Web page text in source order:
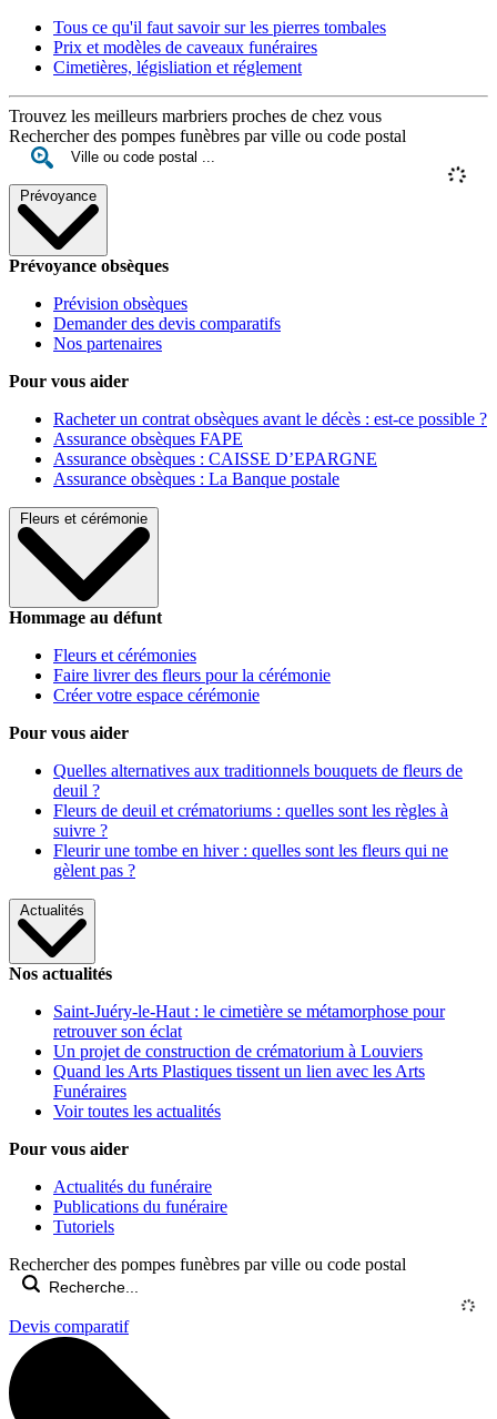
Tous ce qu'il faut savoir sur les pierres tombales
Prix et modèles de caveaux funéraires
Cimetières, législiation et réglement
Trouvez les meilleurs marbriers proches de chez vous
Rechercher des pompes funèbres par ville ou code postal
Prévoyance
Prévoyance obsèques
Prévision obsèques
Demander des devis comparatifs
Nos partenaires
Pour vous aider
Racheter un contrat obsèques avant le décès : est-ce possible ?
Assurance obsèques FAPE
Assurance obsèques : CAISSE D’EPARGNE
Assurance obsèques : La Banque postale
Fleurs et cérémonie
Hommage au défunt
Fleurs et cérémonies
Faire livrer des fleurs pour la cérémonie
Créer votre espace cérémonie
Pour vous aider
Quelles alternatives aux traditionnels bouquets de fleurs de
deuil ?
Fleurs de deuil et crématoriums : quelles sont les règles à
suivre ?
Fleurir une tombe en hiver : quelles sont les fleurs qui ne
gèlent pas ?
Actualités
Nos actualités
Saint-Juéry-le-Haut : le cimetière se métamorphose pour
retrouver son éclat
Un projet de construction de crématorium à Louviers
Quand les Arts Plastiques tissent un lien avec les Arts
Funéraires
Voir toutes les actualités
Pour vous aider
Actualités du funéraire
Publications du funéraire
Tutoriels
Rechercher des pompes funèbres par ville ou code postal
Devis comparatif